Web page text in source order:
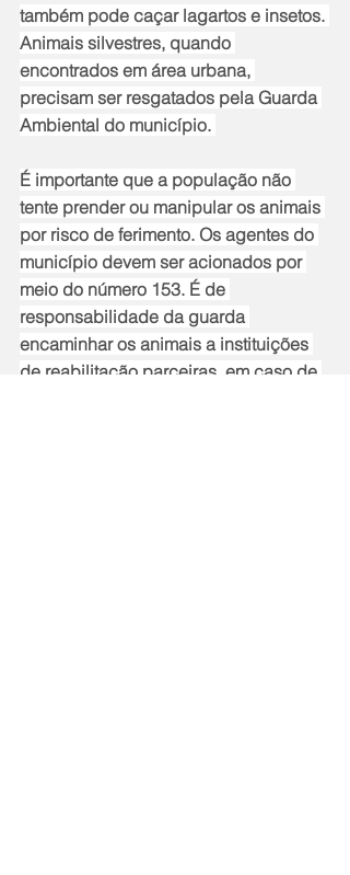
também pode caçar lagartos e insetos.
Animais silvestres, quando
encontrados em área urbana,
precisam ser resgatados pela Guarda
Ambiental do município.
É importante que a população não
tente prender ou manipular os animais
por risco de ferimento. Os agentes do
município devem ser acionados por
meio do número 153. É de
responsabilidade da guarda
encaminhar os animais a instituições
de reabilitação parceiras, em caso de